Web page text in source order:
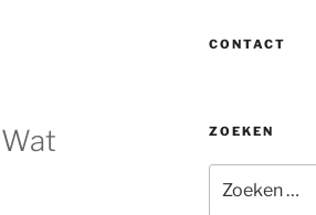
CONTACT
ZOEKEN
naar: